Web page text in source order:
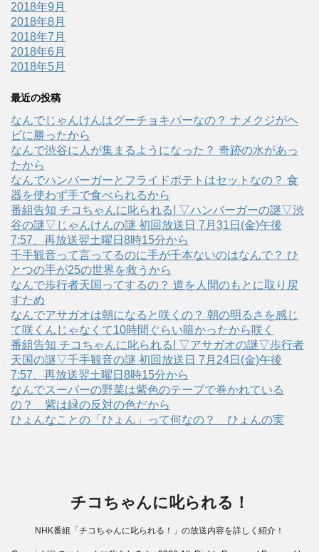
2018年9月
2018年8月
2018年7月
2018年6月
2018年5月
最近の投稿
なんでじゃんけんはグーチョキパーなの？ ナメクジがヘ
ビに勝ったから
なんで渋谷に人が集まるようになった？ 奇跡の水があっ
たから
なんでハンバーガーとフライドポテトはセットなの？ 食
器を使わず手で食べられるから
番組告知 チコちゃんに叱られる! ▽ハンバーガーの謎▽渋
谷の謎▽じゃんけんの謎 初回放送日 7月31日(金)午後
7:57、再放送翌土曜日8時15分から
千手観音って言ってるのに手が千本ないのはなんで？ ひ
とつの手が25の世界を救うから
なんで歩行者天国ってするの？ 道を人間のもとに取り戻
すため
なんでアサガオは朝になると咲くの？ 朝の明るさを感じ
て咲くんじゃなくて10時間ぐらい暗かったから咲く
番組告知 チコちゃんに叱られる! ▽アサガオの謎▽歩行者
天国の謎▽千手観音の謎 初回放送日 7月24日(金)午後
7:57、再放送翌土曜日8時15分から
なんでスーパーの野菜は紫色のテープで巻かれている
の？ 紫は緑の反対の色だから
ひょんなことの「ひょん」って何なの？ ひょんの実
チコちゃんに叱られる！
NHK番組「チコちゃんに叱られる！」の放送内容を詳しく紹介！